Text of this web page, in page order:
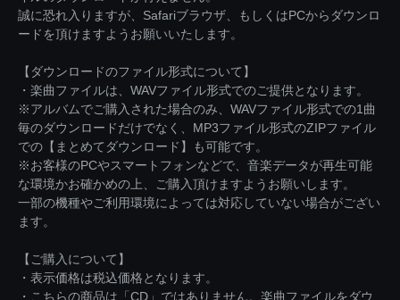
誠に恐れ入りますが、Safariブラウザ、もしくはPCからダウンロ
ードを頂けますようお願いいたします。
【ダウンロードのファイル形式について】
・楽曲ファイルは、WAVファイル形式でのご提供となります。
※アルバムでご購入された場合のみ、WAVファイル形式での1曲
毎のダウンロードだけでなく、MP3ファイル形式のZIPファイル
での【まとめてダウンロード】も可能です。
※お客様のPCやスマートフォンなどで、音楽データが再生可能
な環境かお確かめの上、ご購入頂けますようお願いします。
一部の機種やご利用環境によっては対応していない場合がござい
ます。
【ご購入について】
・表示価格は税込価格となります。
・こちらの商品は「CD」ではありません。楽曲ファイルをダウ